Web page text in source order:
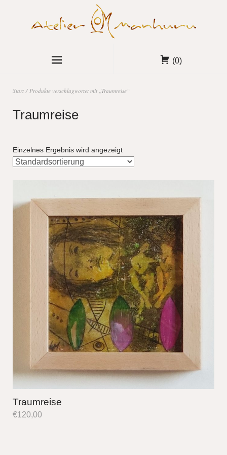
(0)
Start / Produkte verschlagwortet mit „Traumreise“
Traumreise
Einzelnes Ergebnis wird angezeigt
Traumreise
€120,00